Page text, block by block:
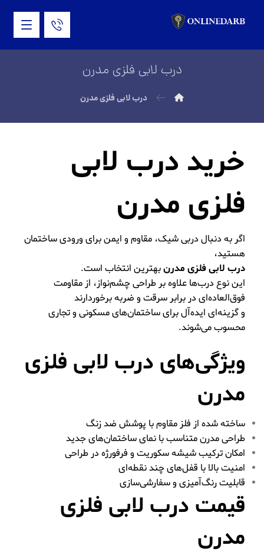
درب لابی فلزی مدرن
درب لابی فلزی مدرن
خرید درب لابی
فلزی مدرن
اگر به دنبال دربی شیک، مقاوم و ایمن برای ورودی ساختمان
هستید،
درب لابی فلزی مدرنبهترین انتخاب است.
این نوع درب‌ها علاوه بر طراحی چشم‌نواز، از مقاومت
فوق‌العاده‌ای در برابر سرقت و ضربه برخوردارند
و گزینه‌ای ایده‌آل برای ساختمان‌های مسکونی و تجاری
محسوب می‌شوند.
ویژگی‌های درب لابی فلزی
مدرن
ساخته شده از فلز مقاوم با پوشش ضد زنگ
طراحی مدرن متناسب با نمای ساختمان‌های جدید
امکان ترکیب شیشه سکوریت و فرفورژه در طراحی
امنیت بالا با قفل‌های چند نقطه‌ای
قابلیت رنگ‌آمیزی و سفارشی‌سازی
قیمت درب لابی فلزی
مدرن